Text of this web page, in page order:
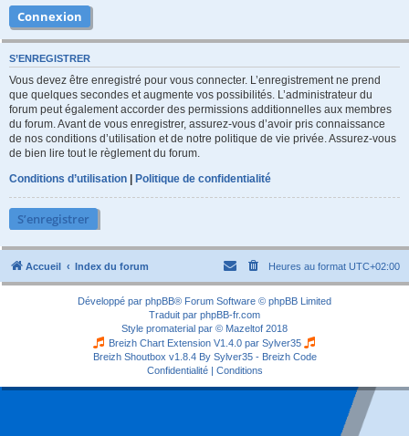
S’ENREGISTRER
Vous devez être enregistré pour vous connecter. L’enregistrement ne prend
que quelques secondes et augmente vos possibilités. L’administrateur du
forum peut également accorder des permissions additionnelles aux membres
du forum. Avant de vous enregistrer, assurez-vous d’avoir pris connaissance
de nos conditions d’utilisation et de notre politique de vie privée. Assurez-vous
de bien lire tout le règlement du forum.
Conditions d’utilisation | Politique de confidentialité
S’enregistrer
Accueil Index du forum Heures au format UTC+02:00
Développé par phpBB® Forum Software © phpBB Limited
Traduit par phpBB-fr.com
Style promaterial par © Mazeltof 2018
Breizh Chart Extension V1.4.0 par Sylver35
Breizh Shoutbox v1.8.4 By Sylver35 - Breizh Code
Confidentialité| Conditions